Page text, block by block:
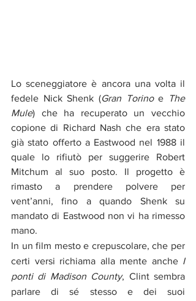
Lo sceneggiatore è ancora una volta il
fedele Nick Shenk (Gran Torino e
The
Mule) che ha recuperato un vecchio
copione di Richard Nash che era stato
già stato offerto a Eastwood nel 1988 il
quale lo rifiutò per suggerire Robert
Mitchum al suo posto. Il progetto è
rimasto a prendere polvere per
vent’anni, fino a quando Shenk su
mandato di Eastwood non vi ha rimesso
mano.
In un film mesto e crepuscolare, che per
certi versi richiama alla mente anche I
ponti di Madison County, Clint sembra
parlare di sé stesso e dei suoi